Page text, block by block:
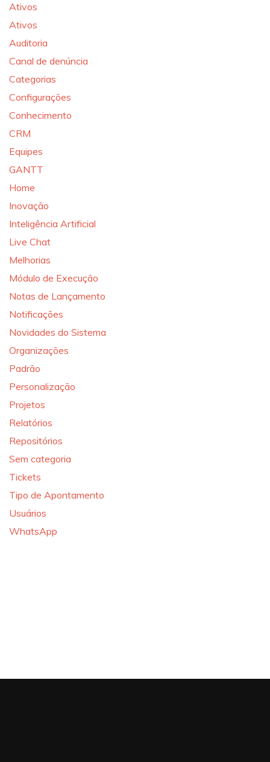
Ativos
Ativos
Auditoria
Canal de denúncia
Categorias
Configurações
Conhecimento
CRM
Equipes
GANTT
Home
Inovação
Inteligência Artificial
Live Chat
Melhorias
Módulo de Execução
Notas de Lançamento
Notificações
Novidades do Sistema
Organizações
Padrão
Personalização
Projetos
Relatórios
Repositórios
Sem categoria
Tickets
Tipo de Apontamento
Usuários
WhatsApp